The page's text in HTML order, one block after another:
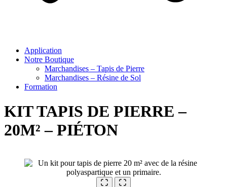
Application
Notre Boutique
Marchandises – Tapis de Pierre
Marchandises – Résine de Sol
Formation
KIT TAPIS DE PIERRE –
20M² – PIÉTON